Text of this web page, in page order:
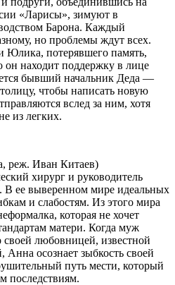
«Ларисы», зимуют в
Барона. Каждый
но проблемы ждут всех.
потерявшего память,
находит поддержку в лице
бывший начальник Деда —
чтобы написать новую
вслед за ним, хотя
из легких.
реж. Иван Китаев)
хирург и руководитель
В ее выверенном мире идеальных
и слабостям. Из этого мира
которая не хочет
матери. Когда муж
любовницей, известной
осознает зыбкость своей
путь мести, который
последствиям.